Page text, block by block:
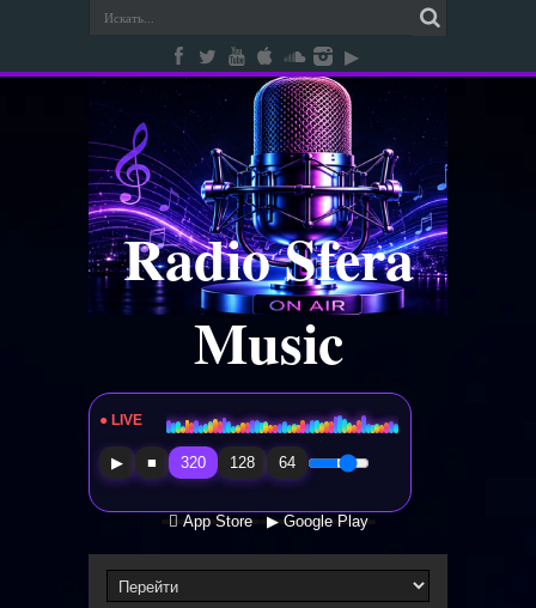
Radio Sfera
Music
● LIVE Radio Sfera Music
▶ ■ 320 128 64
 App Store ▶ Google Play